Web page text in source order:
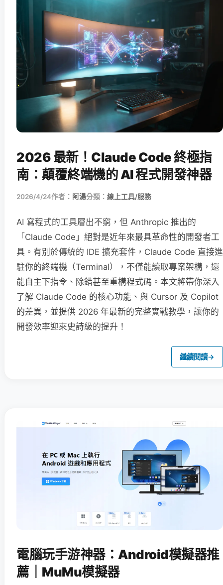
2026 最新！Claude Code 終極指
南：顛覆終端機的 AI 程式開發神器
2026/4/24作者： 阿湯分類： 線上工具/服務
AI 寫程式的工具層出不窮，但 Anthropic 推出的
「Claude Code」絕對是近年來最具革命性的開發者工
具。有別於傳統的 IDE 擴充套件，Claude Code 直接進
駐你的終端機（Terminal），不僅能讀取專案架構，還
能自主下指令、除錯甚至重構程式碼。本文將帶你深入
了解 Claude Code 的核心功能、與 Cursor 及 Copilot
的差異，並提供 2026 年最新的完整實戰教學，讓你的
開發效率迎來史詩級的提升！
繼續閱讀→
電腦玩手游神器：Android模擬器推
薦｜MuMu模擬器